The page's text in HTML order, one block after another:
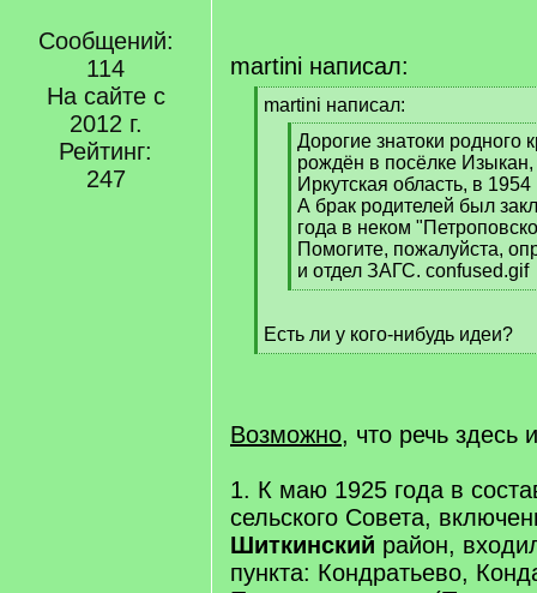
Сообщений:
114
На сайте с
2012 г.
Рейтинг:
247
martini написал:
[martini написал:
[
q
]
Дорогие знатоки родного
рождён в посёлке
Иркутская область, в 1954
А брак родителей был
года в неком
Помогите, пожалуйста,
и отдел ЗАГС. confused.gif
[
q
]
Есть ли у кого-нибудь идеи?
[
Возможно, что речь
1. К маю 1925 года в
сельского Совета,
Шиткинский район,
пункта: Кондратьево,